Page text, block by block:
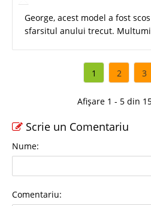
George, acest model a fost
sfarsitul anului trecut.
1 2 3
Afișare 1 - 5 din
Scrie un Comentariu
Nume:
Comentariu: